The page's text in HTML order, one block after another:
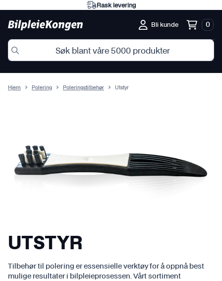
Rask levering
Bli kunde 0
Hjem Polering Poleringstilbehør Utstyr
UTSTYR
Tilbehør til polering er essensielle verktøy for å oppnå best
mulige resultater i bilpleieprosessen. Vårt sortiment